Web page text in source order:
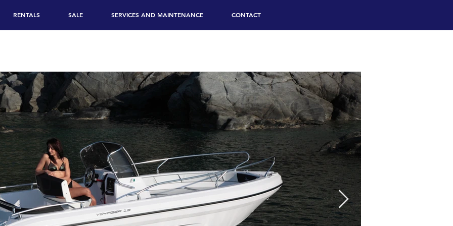
RENTALS SALE SERVICES AND MAINTENANCE CONTACT